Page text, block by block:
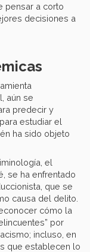
pensar a corto
decisiones a
aún se
predecir y
estudiar el
ha sido objeto
el
se ha enfrentado
que se
causa del delito.
cómo la
por
incluso, en
que establecen lo